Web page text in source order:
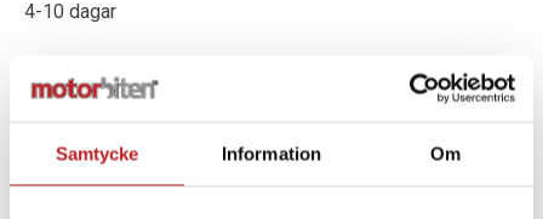
Samtycke Information Om
4-10 dagar
- +